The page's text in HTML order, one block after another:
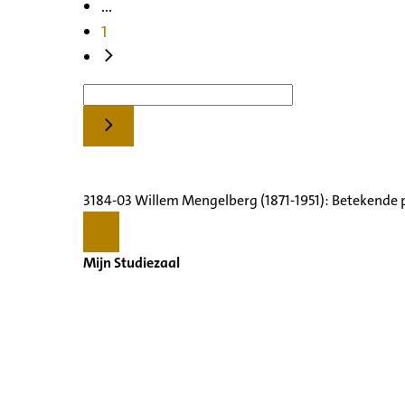
...
1
3184-03 Willem Mengelberg (1871-1951):
Mijn Studiezaal